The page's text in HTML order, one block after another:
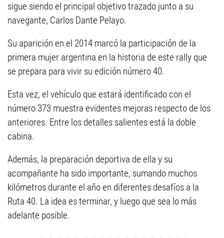
sigue siendo el principal objetivo trazado junto a su
navegante, Carlos Dante Pelayo.
Su aparición en el 2014 marcó la participación de la
primera mujer argentina en la historia de este rally que
se prepara para vivir su edición número 40.
Esta vez, el vehículo que estará identificado con el
número 373 muestra evidentes mejoras respecto de los
anteriores. Entre los detalles salientes está la doble
cabina.
Además, la preparación deportiva de ella y su
acompañante ha sido importante, sumando muchos
kilómetros durante el año en diferentes desafíos a la
Ruta 40. La idea es terminar, y luego que sea lo más
adelante posible.